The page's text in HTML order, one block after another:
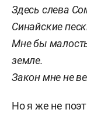
Здесь слева
Синайские
Мне бы
земле.
Закон мне не
Но я же не